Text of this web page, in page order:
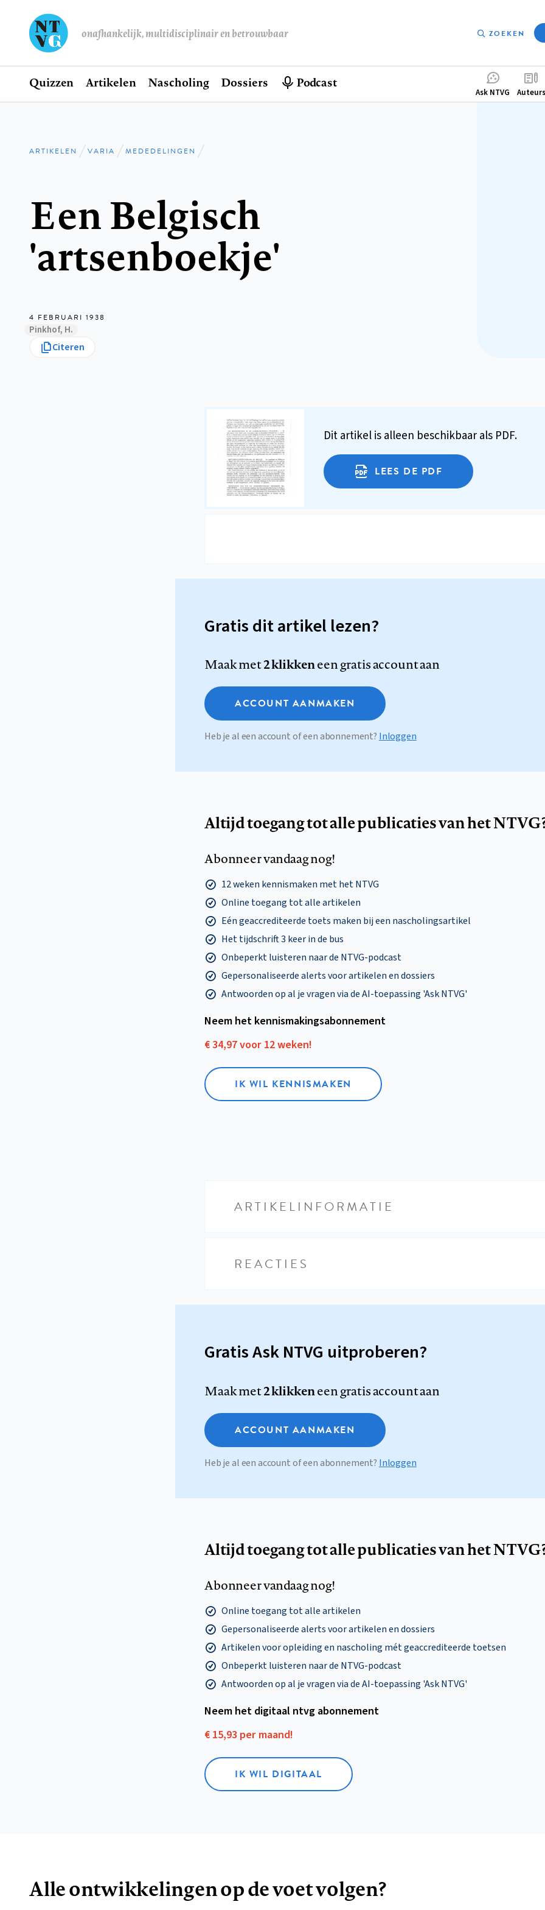
onafhankelijk, multidisciplinair en betrouwbaar ZOEKEN
Hoofdnavigatie
Home
Quizzen Artikelen Nascholing Dossiers Podcast
Ask NTVG Auteurs
Kruimelpad
ARTIKELEN VARIA MEDEDELINGEN
Een Belgisch
'artsenboekje'
4 FEBRUARI 1938
Pinkhof, H.
Citeren
Dit artikel is alleen beschikbaar als PDF.
LEES DE PDF
Gratis dit artikel lezen?
Maak met2 klikkeneen gratis account aan
ACCOUNT AANMAKEN
Heb je al een account of een abonnement? Inloggen
Altijd toegang tot alle publicaties van het
Abonneer vandaag nog!
12 weken kennismaken met het NTVG
Online toegang tot alle artikelen
Eén geaccrediteerde toets maken bij een nascholingsartikel
Het tijdschrift 3 keer in de bus
Onbeperkt luisteren naar de NTVG-podcast
Gepersonaliseerde alerts voor artikelen en dossiers
Antwoorden op al je vragen via de AI-toepassing 'Ask NTVG'
Neem het kennismakings­abonnement
€ 34,97 voor 12 weken!
IK WIL KENNISMAKEN
ARTIKELINFORMATIE
REACTIES
Gratis Ask NTVG uitproberen?
Maak met2 klikkeneen gratis account aan
ACCOUNT AANMAKEN
Heb je al een account of een abonnement? Inloggen
Altijd toegang tot alle publicaties van het
Abonneer vandaag nog!
Online toegang tot alle artikelen
Gepersonaliseerde alerts voor artikelen en dossiers
Artikelen voor opleiding en nascholing mét geaccrediteerde toetsen
Onbeperkt luisteren naar de NTVG-podcast
Antwoorden op al je vragen via de AI-toepassing 'Ask NTVG'
Neem het digitaal ntvg abonnement
€ 15,93 per maand!
IK WIL DIGITAAL
Alle ontwikkelingen op de voet volgen?